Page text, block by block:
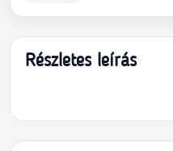
Részletes leírás